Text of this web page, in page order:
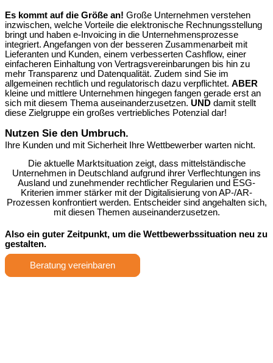
Es kommt auf die Größe an! Große Unternehmen verstehen
inzwischen, welche Vorteile die elektronische Rechnungsstellung
bringt und haben e-Invoicing in die Unternehmensprozesse
integriert. Angefangen von der besseren Zusammenarbeit mit
Lieferanten und Kunden, einem verbesserten Cashflow, einer
einfacheren Einhaltung von Vertragsvereinbarungen bis hin zu
mehr Transparenz und Datenqualität. Zudem sind Sie im
allgemeinen rechtlich und regulatorisch dazu verpflichtet. ABER
kleine und mittlere Unternehmen hingegen fangen gerade erst an
sich mit diesem Thema auseinanderzusetzen. UND damit stellt
diese Zielgruppe ein großes vertriebliches Potenzial dar!
Nutzen Sie den Umbruch.
Ihre Kunden und mit Sicherheit Ihre Wettbewerber warten nicht.
Die aktuelle Marktsituation zeigt, dass mittelständische
Unternehmen in Deutschland aufgrund ihrer Verflechtungen ins
Ausland und zunehmender rechtlicher Regularien und ESG-
Kriterien immer stärker mit der Digitalisierung von AP-/AR-
Prozessen konfrontiert werden. Entscheider sind angehalten sich,
mit diesen Themen auseinanderzusetzen.
Also ein guter Zeitpunkt, um die Wettbewerbssituation neu zu
gestalten.
Beratung vereinbaren